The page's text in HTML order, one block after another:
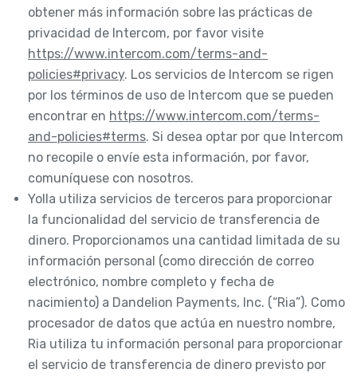
obtener más información sobre las prácticas de
privacidad de Intercom, por favor visite
https://www.intercom.com/terms-and-
policies#privacy. Los servicios de Intercom se rigen
por los términos de uso de Intercom que se pueden
encontrar en https://www.intercom.com/terms-
and-policies#terms. Si desea optar por que Intercom
no recopile o envíe esta información, por favor,
comuníquese con nosotros.
Yolla utiliza servicios de terceros para proporcionar
la funcionalidad del servicio de transferencia de
dinero. Proporcionamos una cantidad limitada de su
información personal (como dirección de correo
electrónico, nombre completo y fecha de
nacimiento) a Dandelion Payments, Inc. (“Ria”). Como
procesador de datos que actúa en nuestro nombre,
Ria utiliza tu información personal para proporcionar
el servicio de transferencia de dinero previsto por